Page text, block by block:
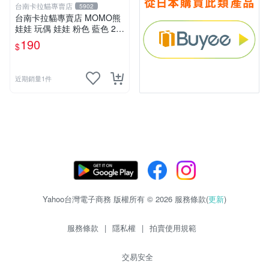
台南卡拉貓專賣店 5902
台南卡拉貓專賣店 MOMO熊
娃娃 玩偶 娃娃 粉色 藍色 2色
分售
$190
近期銷量1件
Yahoo台灣電子商務 版權所有 © 2026 服務條款(更新)
服務條款 | 隱私權 | 拍賣使用規範
交易安全